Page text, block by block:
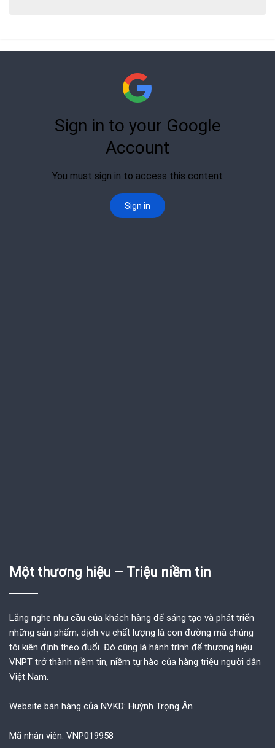
Một thương hiệu – Triệu niềm tin
Lắng nghe nhu cầu của khách hàng để sáng tạo và phát triển
những sản phẩm, dịch vụ chất lượng là con đường mà chúng
tôi kiên định theo đuổi. Đó cũng là hành trình để thương hiệu
VNPT trở thành niềm tin, niềm tự hào của hàng triệu người dân
Việt Nam.
Website bán hàng của NVKD: Huỳnh Trọng Ân
Mã nhân viên: VNP019958